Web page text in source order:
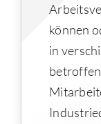
können
in